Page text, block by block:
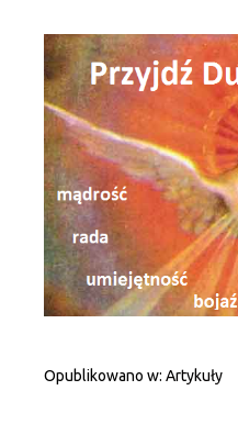
Opublikowano w: Artykuły